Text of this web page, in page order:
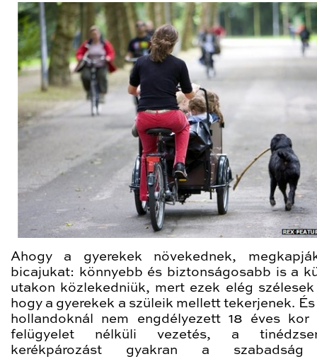
Ahogy a gyerekek növekednek,
bicajukat: könnyebb és biztonságosabb is a
utakon közlekedniük, mert ezek elég szélesek
hogy a gyerekek a szüleik mellett tekerjenek. És
hollandoknál nem engdélyezett 18 éves
felügyelet nélküli vezetés, a
kerékpározást gyakran a szabadság